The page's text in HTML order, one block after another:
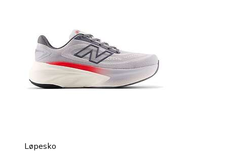
Løpesko